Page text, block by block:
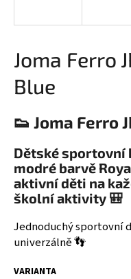
Joma Ferro
Blue
👟 Joma Ferro
Dětské sportovní
modré barvě
aktivní děti na
školní aktivity 🎒
Jednoduchý sportovní
univerzálně 👣
VARIANTA
í
t
?
HLEDAT
D
o
p
o